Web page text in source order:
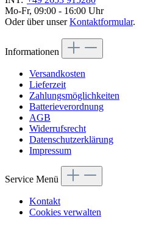
Mo-Fr, 09:00 - 16:00 Uhr
Oder über unserKontaktformular.
Informationen
Versandkosten
Lieferzeit
Zahlungsmöglichkeiten
Batterieverordnung
AGB
Widerrufsrecht
Datenschutzerklärung
Impressum
Service Menü
Kontakt
Cookies verwalten